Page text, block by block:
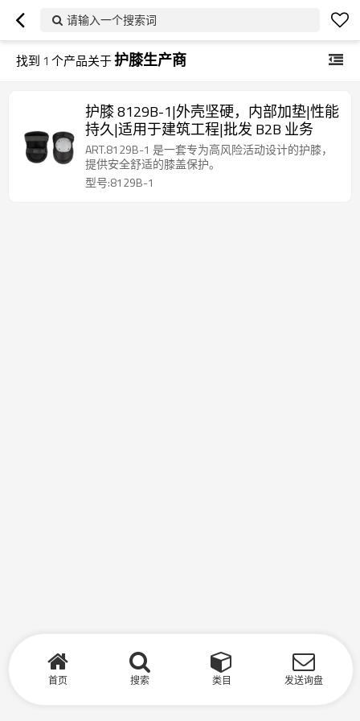
请输入一个搜索词
找到 1 个产品关于护膝生产商
护膝 8129B-1|外壳坚硬，内部加垫|性能
持久|适用于建筑工程|批发 B2B 业务
ART.8129B-1 是一套专为高风险活动设计的护膝，
提供安全舒适的膝盖保护。
型号:8129B-1
首页 搜索 类目 发送询盘